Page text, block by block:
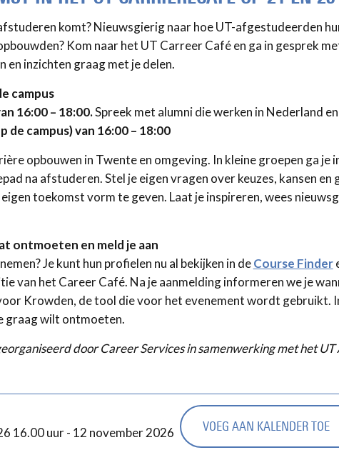
komt? Nieuwsgierig naar hoe UT-afgestudeerden
Kom naar het UT Carreer Café en ga in gesprek
en inzichten graag met je delen.
campus
16:00 – 18:00.Spreek met alumni die werken in Nederland
de campus) van 16:00 – 18:00
opbouwen in Twente en omgeving. In kleine groepen ga je
na afstuderen. Stel je eigen vragen over keuzes, kansen en
toekomst vorm te geven. Laat je inspireren, wees
ontmoeten en meld je aan
Je kunt hun profielen nu al bekijken in deCourse Finder
van het Career Café. Na je aanmelding informeren we je
Krowden, de tool die voor het evenement wordt gebruikt.
graag wilt ontmoeten.
door Career Services in samenwerking met het
16.00 uur - 12 november 2026
VOEG AAN KALENDER TOE